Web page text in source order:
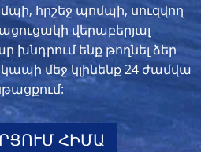
հրշեջ պոմպի, սուզվող
վերաբերյալ
խնդրում ենք թողնել ձեր
մեջ կլինենք 24 ժամվա
ՀԻՄԱ